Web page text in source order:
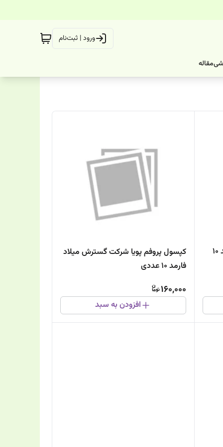
ورود | ثبت‌نام
مقاله
کپسول پروواژ گسترش میلاد فارمد 10
کپسول پروفم پویا شرکت گسترش میلاد
فارمد 10 عددی
160,000
افزودن به سبد